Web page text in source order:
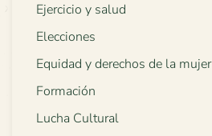
Ejercicio y salud
Elecciones
Equidad y derechos de la mujer
Formación
Lucha Cultural